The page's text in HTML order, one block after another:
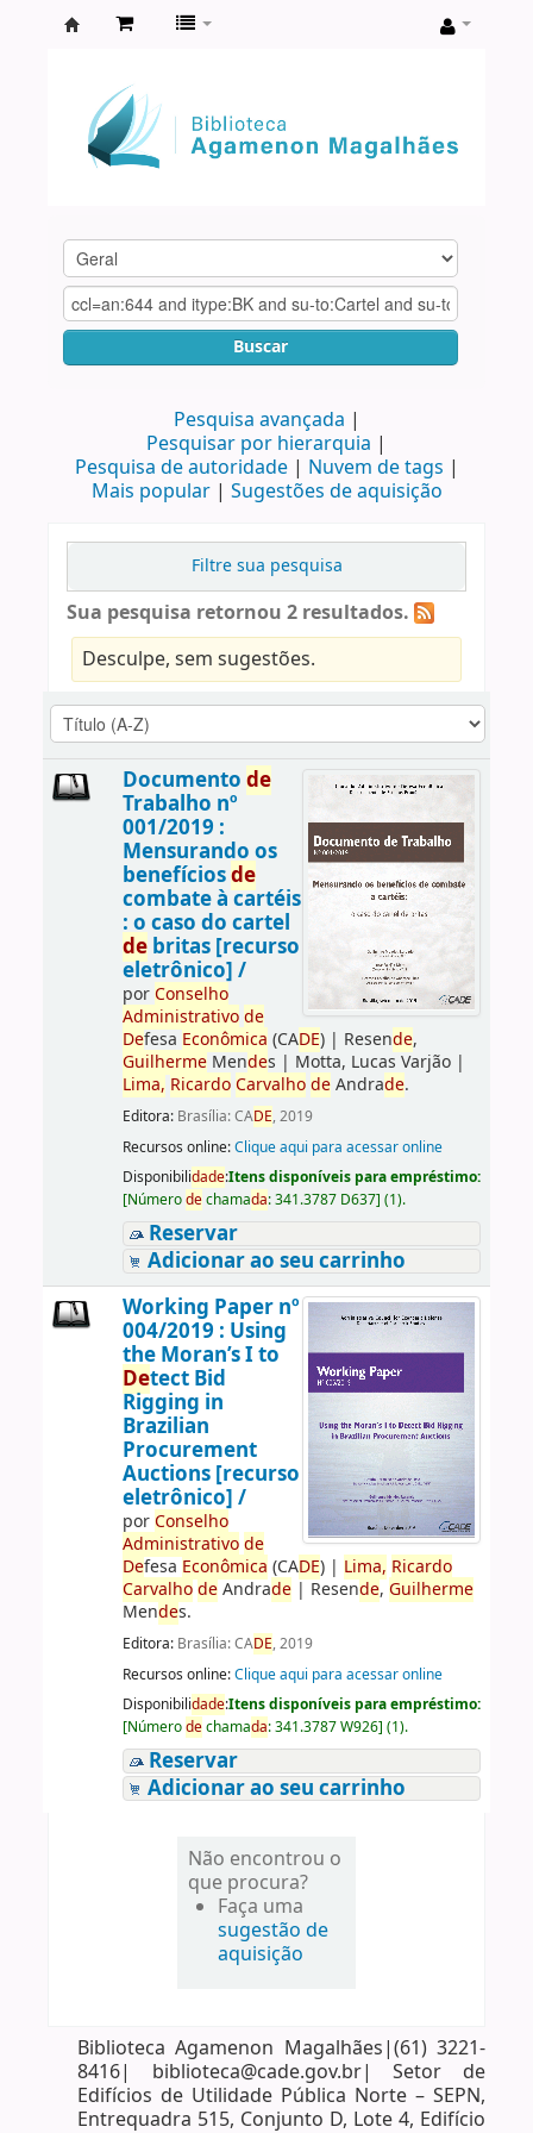
Agamenon
Magalhães
Buscar
Pesquisa avançada
Pesquisar por hierarquia
Pesquisa de autoridade
Nuvem de tags
Mais popular
Sugestões de aquisição
Filtre sua pesquisa
Sua pesquisa retornou 2 resultados.
Desculpe, sem sugestões.
Documento de
Trabalho nº
001/2019 :
Mensurando os
benefíciosde
combate à cartéis
: o caso do cartel
debritas [recurso
eletrônico] /
porConselho
Administrativo de
Defesa Econômica (CADE)| Resende,
GuilhermeMendes | Motta, Lucas Varjão|
Lima, Ricardo Carvalho deAndrade.
Editora: Brasília: CADE, 2019
Recursos online:Clique aqui para acessar online
Disponibilidade:Itens disponíveis para empréstimo:
[Númerodechamada:341.3787 D637] (1).
Reservar
Adicionar ao seu carrinho
Working Paper nº
004/2019 : Using
the Moran’s I to
Detect Bid
Rigging in
Brazilian
Procurement
Auctions [recurso
eletrônico] /
porConselho
Administrativo de
Defesa Econômica (CADE)| Lima, Ricardo
Carvalho deAndrade| Resende, Guilherme
Mendes.
Editora: Brasília: CADE, 2019
Recursos online:Clique aqui para acessar online
Disponibilidade:Itens disponíveis para empréstimo:
[Númerodechamada:341.3787 W926] (1).
Reservar
Adicionar ao seu carrinho
Não encontrou o
que procura?
Faça uma
sugestão de
aquisição
Biblioteca Agamenon Magalhães|(61) 3221-
8416| biblioteca@cade.gov.br| Setor de
Edifícios de Utilidade Pública Norte – SEPN,
Entrequadra 515, Conjunto D, Lote 4, Edifício